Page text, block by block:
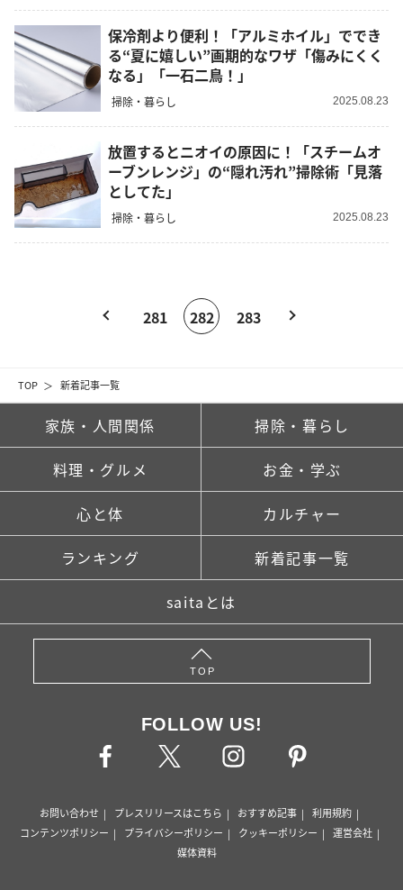
TOP 新着記事一覧
保冷剤より便利！「アルミホイル」ででき
る“夏に嬉しい”画期的なワザ「傷みにくく
なる」「一石二鳥！」
掃除・暮らし 2025.08.23
放置するとニオイの原因に！「スチームオ
ーブンレンジ」の“隠れ汚れ”掃除術「見落
としてた」
掃除・暮らし 2025.08.23
281 282 283
家族・人間関係 掃除・暮らし
料理・グルメ お金・学ぶ
心と体 カルチャー
ランキング 新着記事一覧
saitaとは
TOP
FOLLOW US!
お問い合わせ プレスリリースはこちら おすすめ記事
利用規約
コンテンツポリシー
プライバシーポリシー クッキーポリシー
運営会社
媒体資料